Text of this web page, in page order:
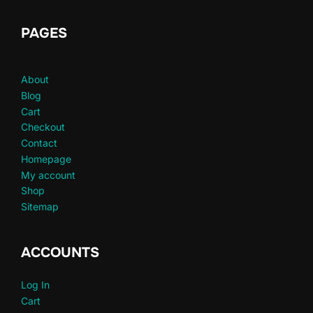
PAGES
About
Blog
Cart
Checkout
Contact
Homepage
My account
Shop
Sitemap
ACCOUNTS
Log In
Cart